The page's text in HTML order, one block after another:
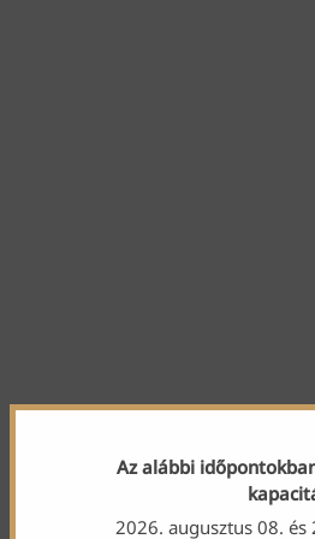
Az alábbi
2026. augusztus 08.